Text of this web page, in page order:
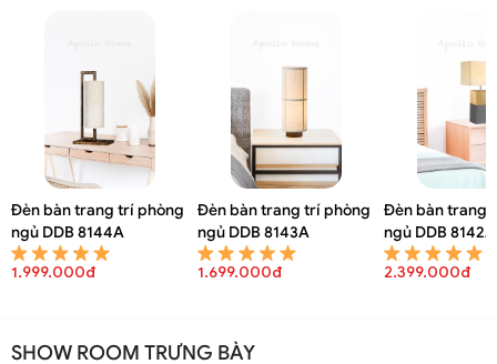
Đèn bàn trang trí phòng
ngủ DDB 8144A
1.999.000đ
Đèn bàn trang trí phòng
ngủ DDB 8143A
1.699.000đ
Đèn bàn trang
ngủ DDB 8142A
2.399.000đ
SHOW ROOM TRƯNG BÀY